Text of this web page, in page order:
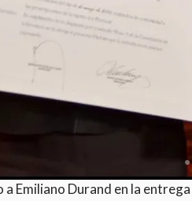
a Emiliano Durand en la